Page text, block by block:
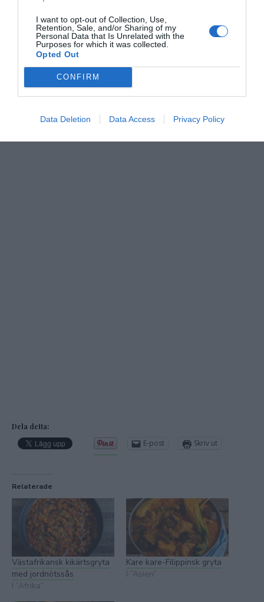
I want to opt-out of Collection, Use,
Retention, Sale, and/or Sharing of my
Personal Data that Is Unrelated with the
Purposes for which it was collected.
Opted Out
CONFIRM
Data Deletion Data Access Privacy Policy
Dela detta:
E-post Skriv ut
Relaterade
Västafrikansk kikärtsgryta
med jordnötssås
I ”Afrika”
Kare kare-Filippinsk gryta
I ”Asien”